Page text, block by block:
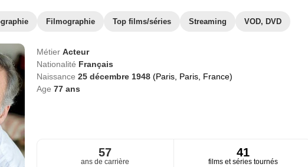
Filmographie Top films/séries Streaming VOD, DVD
Métier Acteur
Nationalité Français
Naissance 25 décembre 1948 (Paris, Paris, France)
Age 77ans
57
ans de carrière
41
films et séries tournés